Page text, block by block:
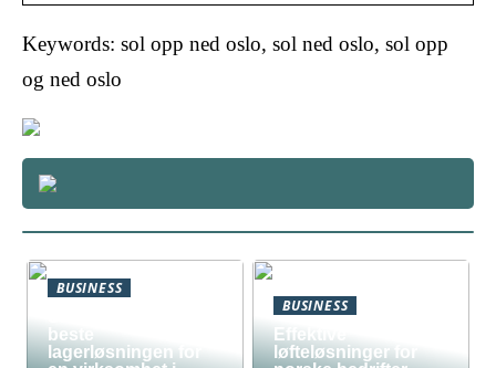
Keywords: sol opp ned oslo, sol ned oslo, sol opp
og ned oslo
BUSINESS
beste
lagerløsningen for
BUSINESS
Effektive
løfteløsninger for